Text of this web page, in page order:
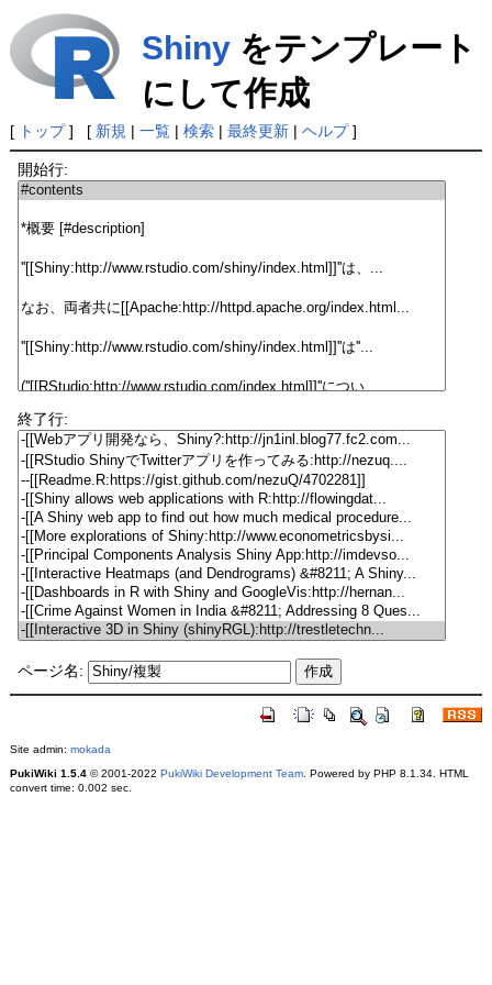
Shinyをテンプレート
にして作成
[ トップ] [ 新規 | 一覧| 検索| 最終更新| ヘルプ]
開始行:
終了行:
ページ名:
Site admin: mokada
PukiWiki 1.5.4© 2001-2022 PukiWiki Development Team. Powered by PHP 8.1.34. HTML
convert time: 0.002 sec.